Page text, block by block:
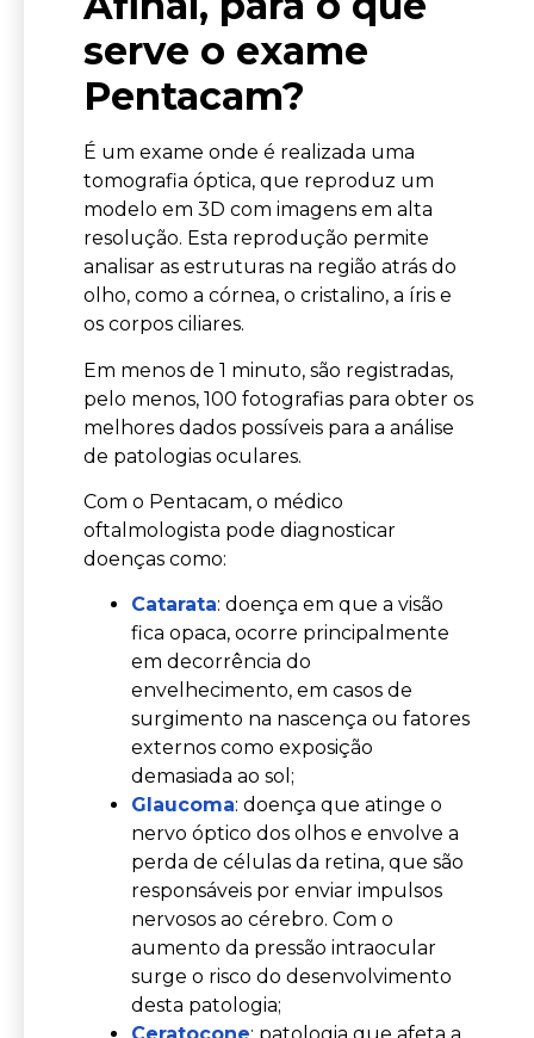
serve o exame
Pentacam?
É um exame onde é realizada uma
tomografia óptica, que reproduz um
modelo em 3D com imagens em alta
resolução. Esta reprodução permite
analisar as estruturas na região atrás do
olho, como a córnea, o cristalino, a íris e
os corpos ciliares.
Em menos de 1 minuto, são registradas,
pelo menos, 100 fotografias para obter os
melhores dados possíveis para a análise
de patologias oculares.
Com o Pentacam, o médico
oftalmologista pode diagnosticar
doenças como:
Catarata: doença em que a visão
fica opaca, ocorre principalmente
em decorrência do
envelhecimento, em casos de
surgimento na nascença ou fatores
externos como exposição
demasiada ao sol;
Glaucoma: doença que atinge o
nervo óptico dos olhos e envolve a
perda de células da retina, que são
responsáveis por enviar impulsos
nervosos ao cérebro. Com o
aumento da pressão intraocular
surge o risco do desenvolvimento
desta patologia;